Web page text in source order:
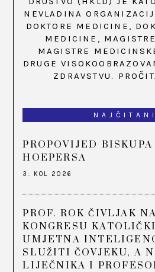
NEVLADINA
DOKTORE MEDICINE,
MEDICINE,
MAGISTRE
DRUGE
ZDRAVSTVU.
PROPOVIJED
HOEPERSA
3. KOL 2026
PROF. ROK ČIVLJAK
KONGRESU
UMJETNA
SLUŽITI ČOVJEKU, A
LIJEČNIKA I